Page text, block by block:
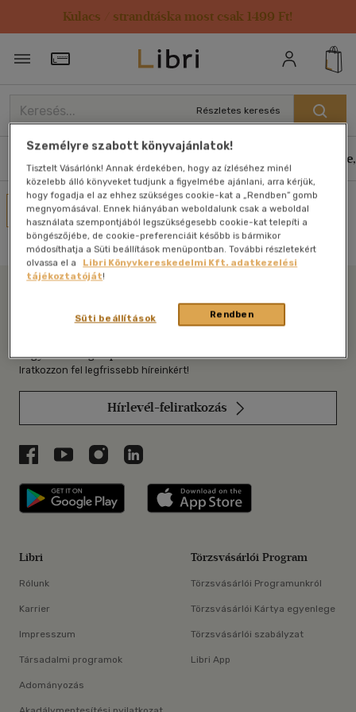
Kulacs / strandtáska most csak 1499 Ft!
Törzsvásárlói Kártya adatai
Részletes keresés
Művei
Nincs találat
Libri
Legyen mindig képben az irodalommal!
Iratkozzon fel legfrissebb híreinkért!
Hírlevél-feliratkozás
Libri a Facebookon
Libri a Youtube-on
Libri az Instagramon
Libri a LinkedInen
Libri applikáció Szerezd meg: Google
Libri
Rólunk
Karrier
Impresszum
Társadalmi programok
Adományozás
Törzsvásárlói Program
Törzsvásárlói Programunkról
Törzsvásárlói Kártya egyenlege
Törzsvásárlói szabályzat
Libri App
Személyre szabott könyvajánlatok!
Tisztelt Vásárlónk! Annak érdekében, hogy az ízléséhez minél
közelebb álló könyveket tudjunk a figyelmébe ajánlani, arra kérjük,
hogy fogadja el az ehhez szükséges cookie-kat a „Rendben” gomb
megnyomásával. Ennek hiányában weboldalunk csak a weboldal
használata szempontjából legszükségesebb cookie-kat telepíti a
böngészőjébe, de cookie-preferenciáit később is bármikor
módosíthatja a Süti beállítások menüpontban. További részletekért
olvassa el a
Libri Könyvkereskedelmi Kft. adatkezelési
tájékoztatóját!
Rendben
Süti beállítások